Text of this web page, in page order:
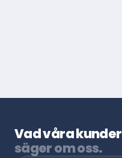
Vad våra kunder
säger om oss.